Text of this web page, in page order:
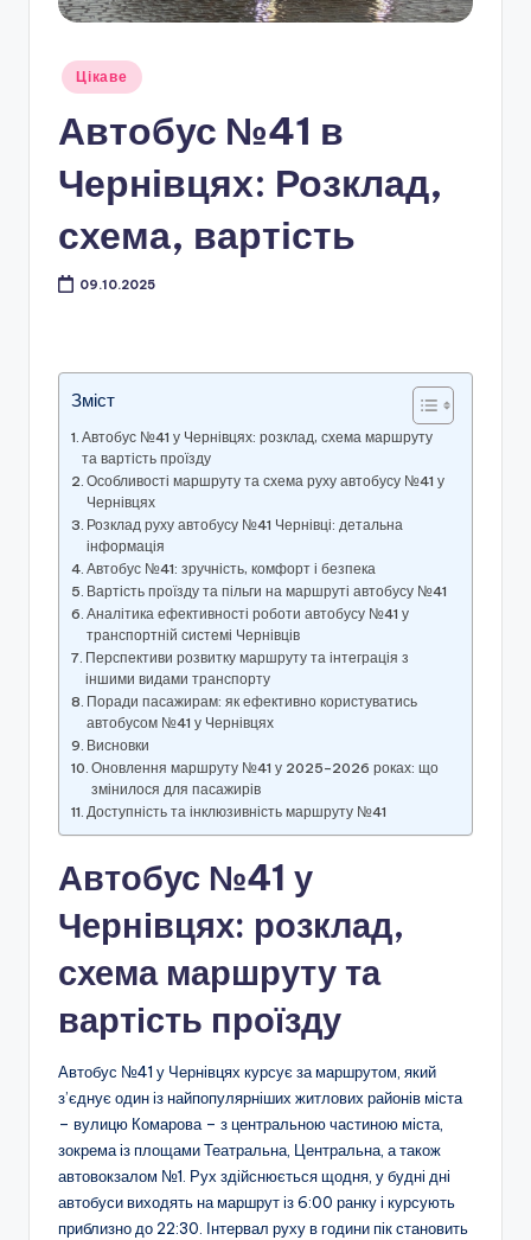
Опубліковано
Цікаве
Автобус №41 в
Чернівцях: Розклад,
схема, вартість
09.10.2025
Зміст
Автобус №41 у Чернівцях: розклад, схема маршруту
та вартість проїзду
Особливості маршруту та схема руху автобусу №41 у
Чернівцях
Розклад руху автобусу №41 Чернівці: детальна
інформація
Автобус №41: зручність, комфорт і безпека
Вартість проїзду та пільги на маршруті автобусу №41
Аналітика ефективності роботи автобусу №41 у
транспортній системі Чернівців
Перспективи розвитку маршруту та інтеграція з
іншими видами транспорту
Поради пасажирам: як ефективно користуватись
автобусом №41 у Чернівцях
Висновки
Оновлення маршруту №41 у 2025–2026 роках: що
змінилося для пасажирів
Доступність та інклюзивність маршруту №41
Автобус №41 у
Чернівцях: розклад,
схема маршруту та
вартість проїзду
Автобус №41 у Чернівцях курсує за маршрутом, який
з’єднує один із найпопулярніших житлових районів міста
– вулицю Комарова – з центральною частиною міста,
зокрема із площами Театральна, Центральна, а також
автовокзалом №1. Рух здійснюється щодня, у будні дні
автобуси виходять на маршрут із 6:00 ранку і курсують
приблизно до 22:30. Інтервал руху в години пік становить